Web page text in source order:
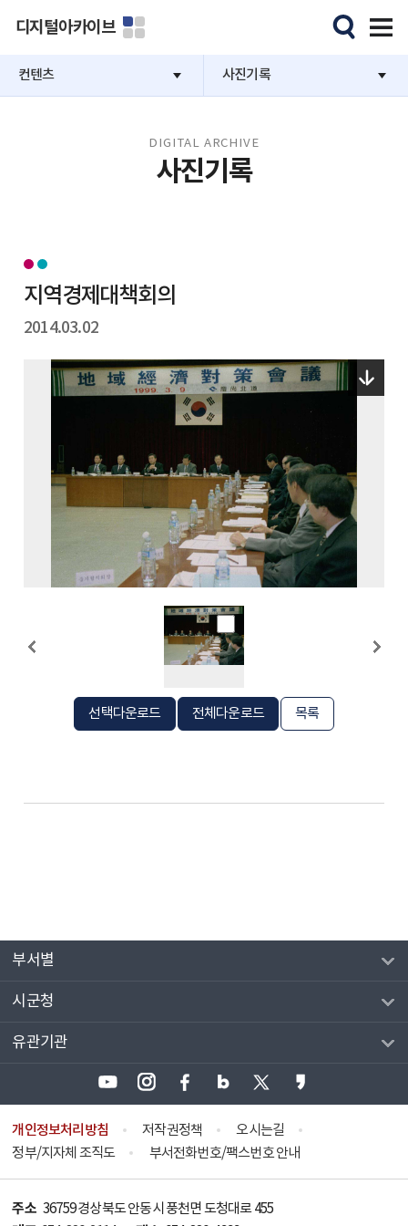
디지털아카이브
컨텐츠 사진기록
DIGITAL ARCHIVE
사진기록
지역경제대책회의
2014.03.02
선택다운로드 전체다운로드 목록
부서별
시군청
유관기관
개인정보처리방침 저작권정책
오시는길
정부/지자체 조직도
부서전화번호/팩스번호 안내
주소 36759 경상북도 안동시 풍천면 도청대로 455